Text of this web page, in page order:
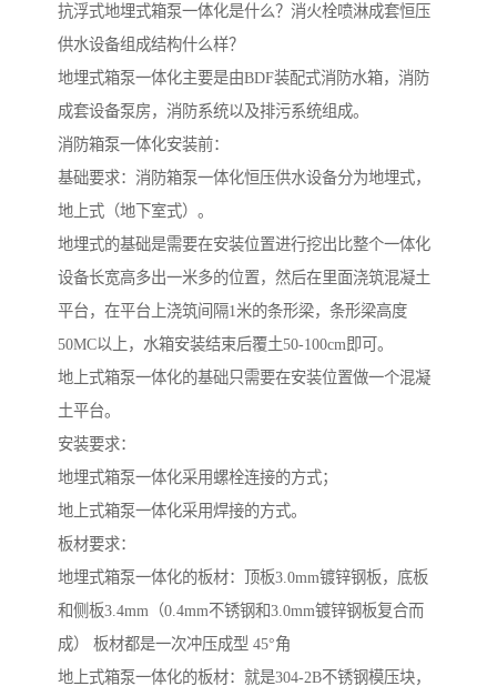
抗浮式地埋式箱泵一体化是什么？消火栓喷淋成套恒压
供水设备组成结构什么样？
地埋式箱泵一体化主要是由BDF装配式消防水箱，消防
成套设备泵房，消防系统以及排污系统组成。
消防箱泵一体化安装前：
基础要求：消防箱泵一体化恒压供水设备分为地埋式，
地上式（地下室式）。
地埋式的基础是需要在安装位置进行挖出比整个一体化
设备长宽高多出一米多的位置，然后在里面浇筑混凝土
平台，在平台上浇筑间隔1米的条形梁，条形梁高度
50MC以上，水箱安装结束后覆土50-100cm即可。
地上式箱泵一体化的基础只需要在安装位置做一个混凝
土平台。
安装要求：
地埋式箱泵一体化采用螺栓连接的方式；
地上式箱泵一体化采用焊接的方式。
板材要求：
地埋式箱泵一体化的板材：顶板3.0mm镀锌钢板，底板
和侧板3.4mm（0.4mm不锈钢和3.0mm镀锌钢板复合而
成） 板材都是一次冲压成型 45°角
地上式箱泵一体化的板材：就是304-2B不锈钢模压块，